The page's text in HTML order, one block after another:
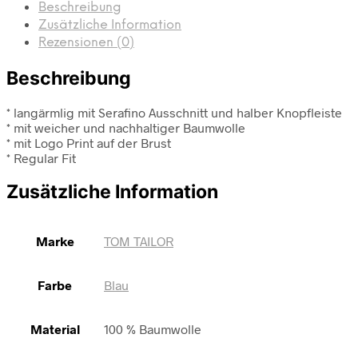
Beschreibung
Zusätzliche Information
Rezensionen (0)
Beschreibung
* langärmlig mit Serafino Ausschnitt und halber Knopfleiste
* mit weicher und nachhaltiger Baumwolle
* mit Logo Print auf der Brust
* Regular Fit
Zusätzliche Information
Marke TOM TAILOR
Farbe Blau
Material 100 % Baumwolle